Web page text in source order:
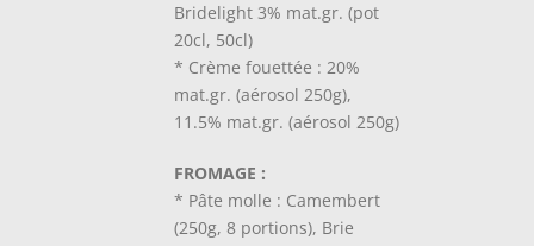
Bridelight 3% mat.gr. (pot
20cl, 50cl)
* Crème fouettée : 20%
mat.gr. (aérosol 250g),
11.5% mat.gr. (aérosol 250g)
FROMAGE :
* Pâte molle : Camembert
(250g, 8 portions), Brie